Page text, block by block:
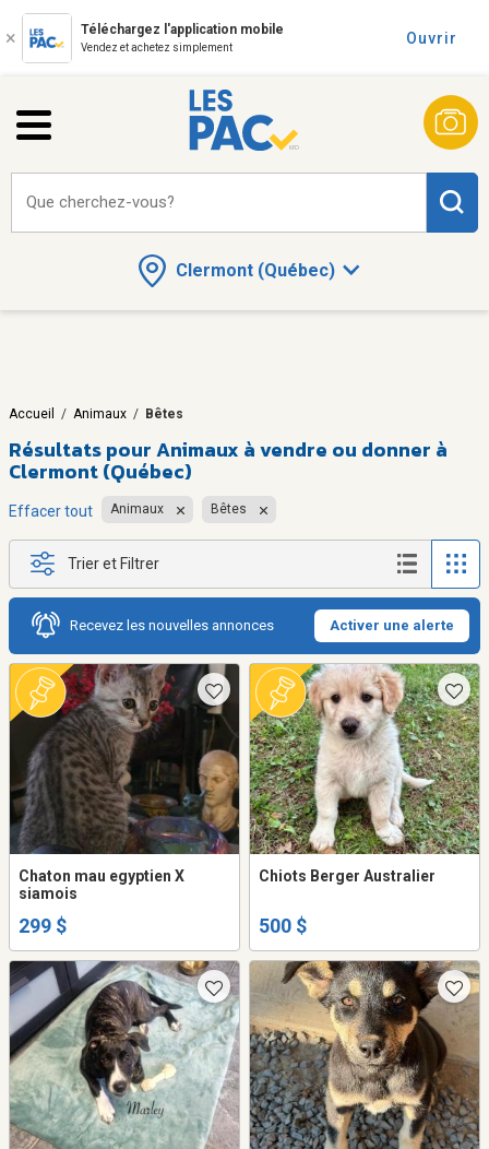
Téléchargez l'application mobile
Vendez et achetez simplement
Ouvrir
Clermont (Québec)
Que cherchez-vous?
Accueil / Animaux / Bêtes
Résultats pourAnimaux à vendre ou donner à
Clermont (Québec)
Effacer tout Animaux Bêtes
Trier et Filtrer
Recevez les nouvelles annonces Activer une alerte
Chaton mau egyptien X
siamois
299 $
Chiots Berger Australier
500 $